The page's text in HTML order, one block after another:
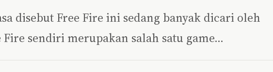
disebut Free Fire ini sedang banyak dicari oleh
sendiri merupakan salah satu game…